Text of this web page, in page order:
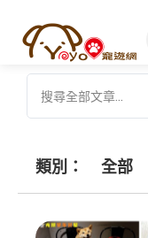
類別： 全部